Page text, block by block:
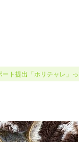
ックケア・カウンセラ
ト提出「ホリチャレ」っ